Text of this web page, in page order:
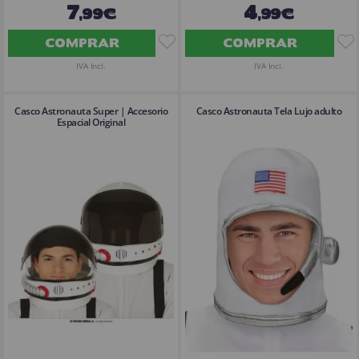
7,99€
COMPRAR
IVA Incl.
4,99€
COMPRAR
IVA Incl.
Casco Astronauta Super | Accesorio
Espacial Original
Casco Astronauta Tela Lujo adulto